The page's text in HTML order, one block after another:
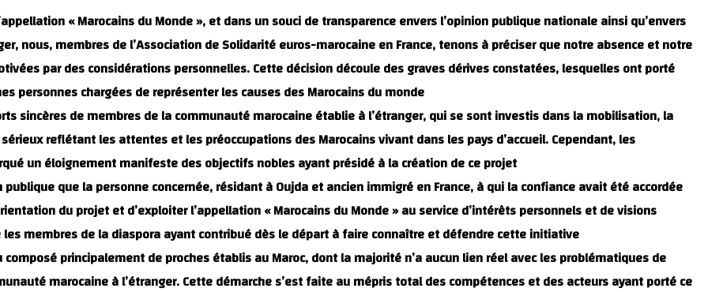
« Marocains du Monde », et dans un souci de transparence envers l’opinion publique nationale ainsi qu’envers
nous, membres de l’Association de Solidarité euros-marocaine en France, tenons à préciser que notre absence et notre
par des considérations personnelles. Cette décision découle des graves dérives constatées, lesquelles ont porté
personnes chargées de représenter les causes des Marocains du monde.
sincères de membres de la communauté marocaine établie à l’étranger, qui se sont investis dans la mobilisation, la
reflétant les attentes et les préoccupations des Marocains vivant dans les pays d’accueil. Cependant, les
un éloignement manifeste des objectifs nobles ayant présidé à la création de ce projet.
que la personne concernée, résidant à Oujda et ancien immigré en France, à qui la confiance avait été accordée
du projet et d’exploiter l’appellation « Marocains du Monde » au service d’intérêts personnels et de visions
membres de la diaspora ayant contribué dès le départ à faire connaître et défendre cette initiative.
principalement de proches établis au Maroc, dont la majorité n’a aucun lien réel avec les problématiques de
marocaine à l’étranger. Cette démarche s’est faite au mépris total des compétences et des acteurs ayant porté ce